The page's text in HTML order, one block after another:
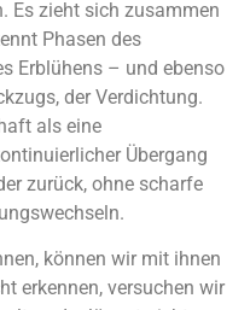
Es zieht sich zusammen
Phasen des
Erblühens – und ebenso
der Verdichtung.
als eine
Übergang
zurück, ohne scharfe
können wir mit ihnen
erkennen, versuchen wir